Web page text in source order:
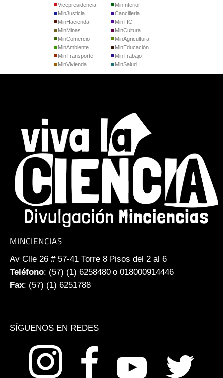
Vicepresidencia
MinJusticia
MinInterior
Cancilleria
MinHacienda
MinMinas
MinComercio
MinTIC
MinCultura
MinAgricultura
MinAmbiente
MinTransporte
MinVivienda
MinEducación
MinTrabajo
MinSalud
MINCIENCIAS
Av Clle 26 # 57-41 Torre 8 Pisos del 2 al 6
Teléfono: (57) (1) 6258480 o 018000914446
Fax: (57) (1) 6251788
SÍGUENOS EN REDES